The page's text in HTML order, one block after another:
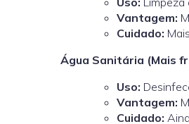
Vantagem:
Cuidado:
Água Sanitária (Mais
Uso:
Vantagem:
Cuidado: